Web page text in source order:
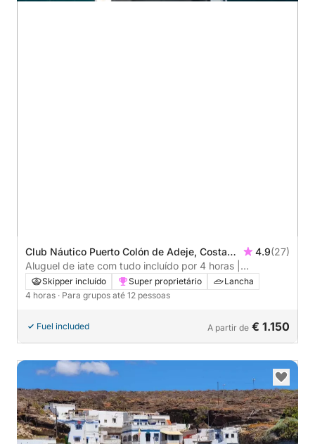
Club Náutico Puerto Colón de Adeje, Costa
Adeje, Spain
4.9(27)
Aluguel de iate com tudo incluído por 4 horas |
Experiência de luxo para até 12 pessoas
Skipper incluído Super proprietário
Lancha
4 horas · Para grupos até 12 pessoas
Fuel included A partir de € 1.150